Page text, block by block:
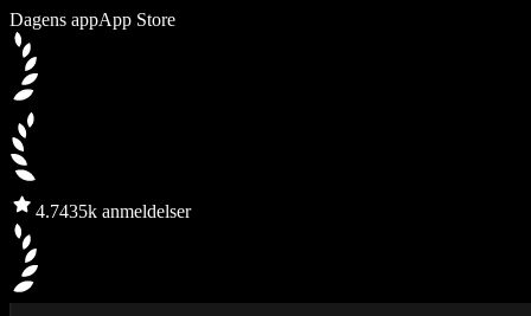
Dagens appApp Store
4.7435k anmeldelser